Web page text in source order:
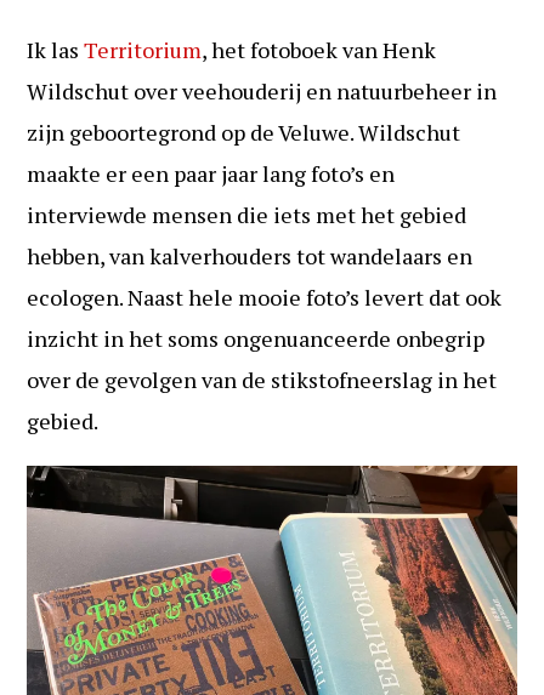
Ik lasTerritorium, het fotoboek van Henk
Wildschut over veehouderij en natuurbeheer in
zijn geboortegrond op de Veluwe. Wildschut
maakte er een paar jaar lang foto’s en
interviewde mensen die iets met het gebied
hebben, van kalverhouders tot wandelaars en
ecologen. Naast hele mooie foto’s levert dat ook
inzicht in het soms ongenuanceerde onbegrip
over de gevolgen van de stikstofneerslag in het
gebied.